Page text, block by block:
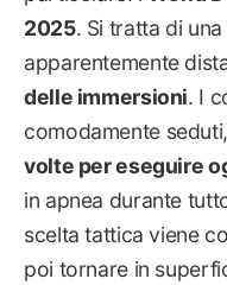
2025. Si tratta di
apparentemente
delle immersioni. I
comodamente
volte per eseguire
in apnea durante
scelta tattica viene
poi tornare in